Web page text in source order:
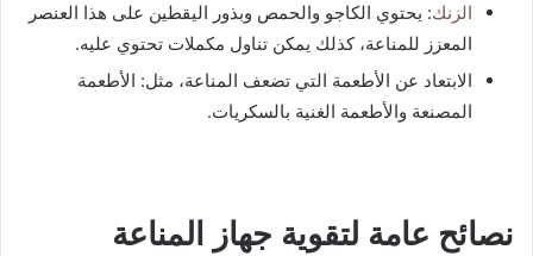
الزنك: يحتوي الكاجو والحمص وبذور اليقطين على هذا العنصر
المعزز للمناعة، كذلك يمكن تناول مكملات تحتوي عليه.
الابتعاد عن الأطعمة التي تضعف المناعة، مثل: الأطعمة
المصنعة والأطعمة الغنية بالسكريات.
نصائح عامة لتقوية جهاز المناعة